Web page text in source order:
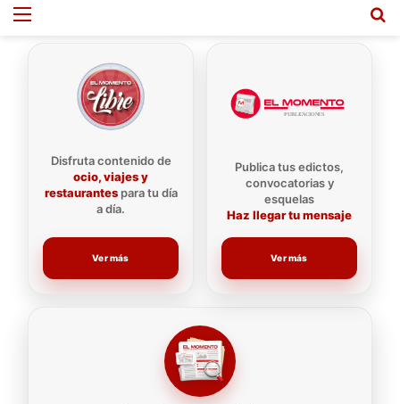
Menu
Disfruta contenido de
ocio, viajes y
restaurantespara tu día
a día.
Ver más
Publica tus edictos,
convocatorias y
esquelas
Haz llegar tu mensaje
Ver más